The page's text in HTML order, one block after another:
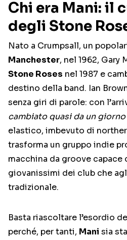
Chi era Mani: il
degli Stone
Nato a Crumpsall, un
Manchester, nel 1962, Gary
Stone Roses nel 1987 e
destino della band. Ian
senza giri di parole: con
cambiato quasi da un giorno
elastico, imbevuto di
trasforma un gruppo indie
macchina da groove capace
giovanissimi dei club che
tradizionale.
Basta riascoltare l’esordio
perché, per tanti, Mani sia